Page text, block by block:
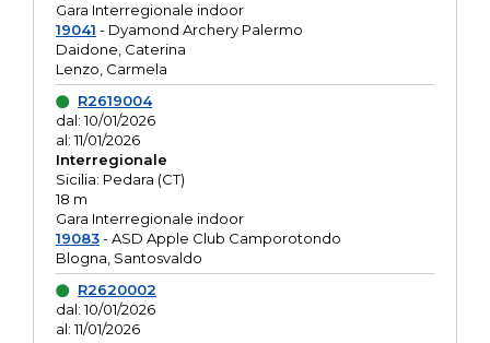
Gara Interregionale indoor
19041 - Dyamond Archery Palermo
Daidone, Caterina
Lenzo, Carmela
R2619004
dal: 10/01/2026
al: 11/01/2026
Interregionale
Sicilia: Pedara (CT)
18 m
Gara Interregionale indoor
19083- ASD Apple Club Camporotondo
Blogna, Santosvaldo
R2620002
dal: 10/01/2026
al: 11/01/2026